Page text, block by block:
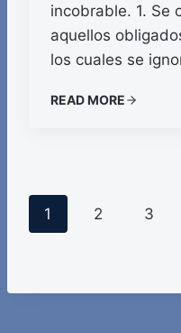
incobrable. 1. Se
aquellos
los cuales se
READ MORE
s
1 2 3